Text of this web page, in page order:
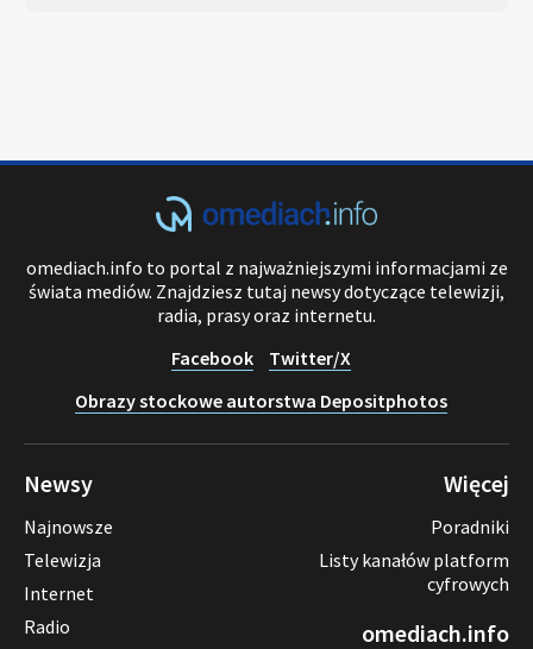
omediach.info to portal z najważniejszymi informacjami ze
świata mediów. Znajdziesz tutaj newsy dotyczące telewizji,
radia, prasy oraz internetu.
Facebook
Twitter/X
Obrazy stockowe autorstwa Depositphotos
Newsy
Najnowsze
Telewizja
Internet
Radio
Więcej
Poradniki
Listy kanałów platform
cyfrowych
omediach.info